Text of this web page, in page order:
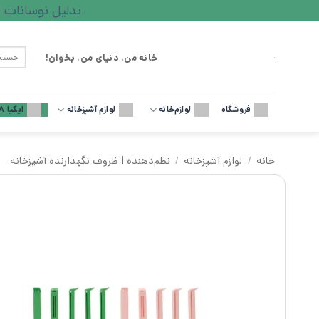
to
بدلیل نوسانات ارزی
خانه من، دنیای من، بخوان!
برای:
فروشگاه لوازم‌خانه لوازم آشپزخانه ایکیا IKEA
خانه / لوازم آشپزخانه / نظم‌دهنده | ظروف نگهدارنده آشپزخانه